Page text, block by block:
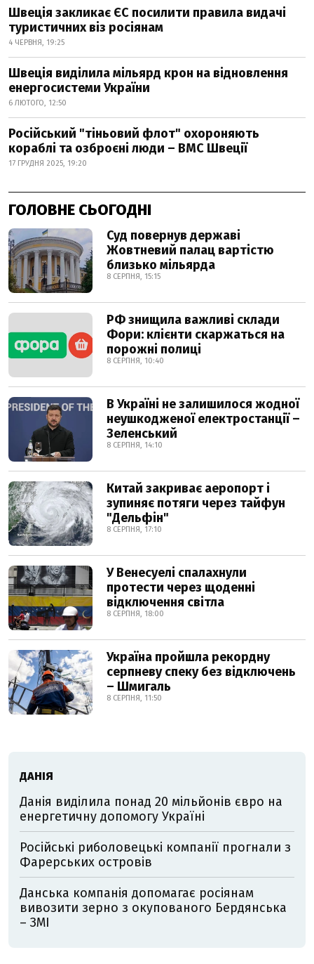
Швеція закликає ЄС посилити правила видачі
туристичних віз росіянам
4 ЧЕРВНЯ, 19:25
Швеція виділила мільярд крон на відновлення
енергосистеми України
6 ЛЮТОГО, 12:50
Російський "тіньовий флот" охороняють
кораблі та озброєні люди – ВМС Швеції
17 ГРУДНЯ 2025, 19:20
ГОЛОВНЕ СЬОГОДНІ
Суд повернув державі
Жовтневий палац вартістю
близько мільярда
8 СЕРПНЯ, 15:15
РФ знищила важливі склади
Фори: клієнти скаржаться на
порожні полиці
8 СЕРПНЯ, 10:40
В Україні не залишилося жодної
неушкодженої електростанції –
Зеленський
8 СЕРПНЯ, 14:10
Китай закриває аеропорт і
зупиняє потяги через тайфун
"Дельфін"
8 СЕРПНЯ, 17:10
У Венесуелі спалахнули
протести через щоденні
відключення світла
8 СЕРПНЯ, 18:00
Україна пройшла рекордну
серпневу спеку без відключень
– Шмигаль
8 СЕРПНЯ, 11:50
ДАНІЯ
Данія виділила понад 20 мільйонів євро на
енергетичну допомогу Україні
Російські риболовецькі компанії прогнали з
Фарерських островів
Данська компанія допомагає росіянам
вивозити зерно з окупованого Бердянська
– ЗМІ